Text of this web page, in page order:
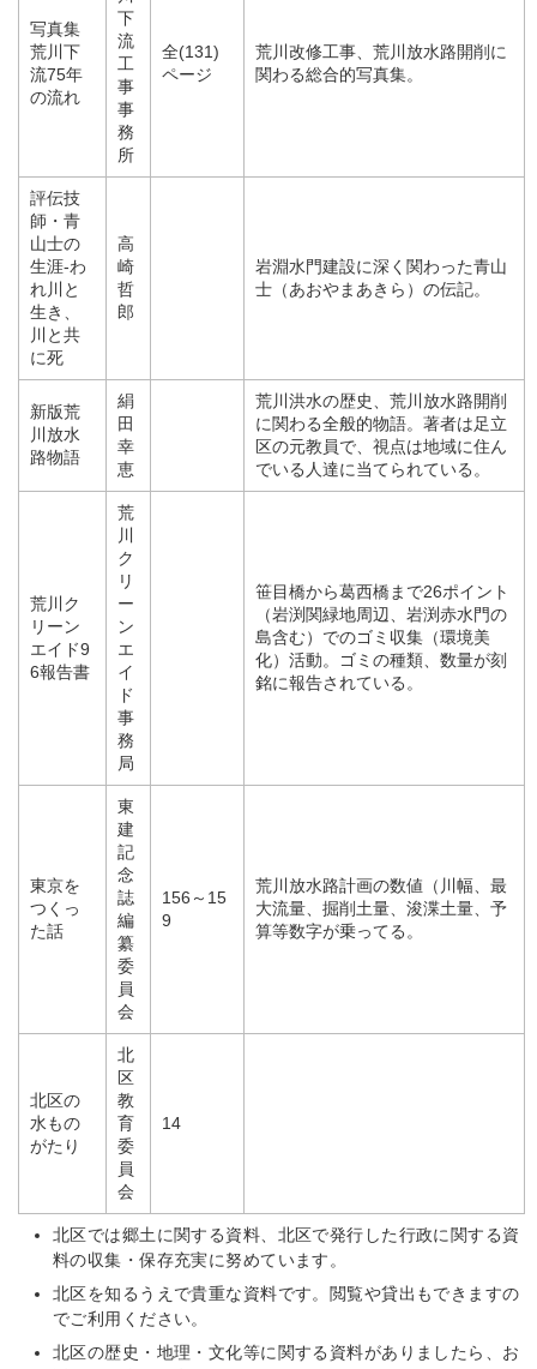
写真集
荒川下
流75年
の流れ
下
流
工
事
事
務
所
全(131)
ページ
荒川改修工事、荒川放水路開削に
関わる総合的写真集。
評伝技
師・青
山士の
生涯-わ
れ川と
生き、
川と共
に死
高
崎
哲
郎
岩淵水門建設に深く関わった青山
士（あおやまあきら）の伝記。
新版荒
川放水
路物語
絹
田
幸
恵
荒川洪水の歴史、荒川放水路開削
に関わる全般的物語。著者は足立
区の元教員で、視点は地域に住ん
でいる人達に当てられている。
荒川ク
リーン
エイド9
6報告書
荒
川
ク
リ
ー
ン
エ
イ
ド
事
務
局
笹目橋から葛西橋まで26ポイント
（岩渕関緑地周辺、岩渕赤水門の
島含む）でのゴミ収集（環境美
化）活動。ゴミの種類、数量が刻
銘に報告されている。
東京を
つくっ
た話
東
建
記
念
誌
編
纂
委
員
会
156～15
9
荒川放水路計画の数値（川幅、最
大流量、掘削土量、浚渫土量、予
算等数字が乗ってる。
北区の
水もの
がたり
北
区
教
育
委
員
会
14
北区では郷土に関する資料、北区で発行した行政に関する資
料の収集・保存充実に努めています。
北区を知るうえで貴重な資料です。閲覧や貸出もできますの
でご利用ください。
北区の歴史・地理・文化等に関する資料がありましたら、お